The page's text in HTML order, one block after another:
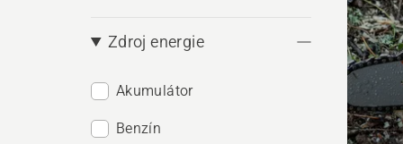
Zdroj energie
Akumulátor
Benzín